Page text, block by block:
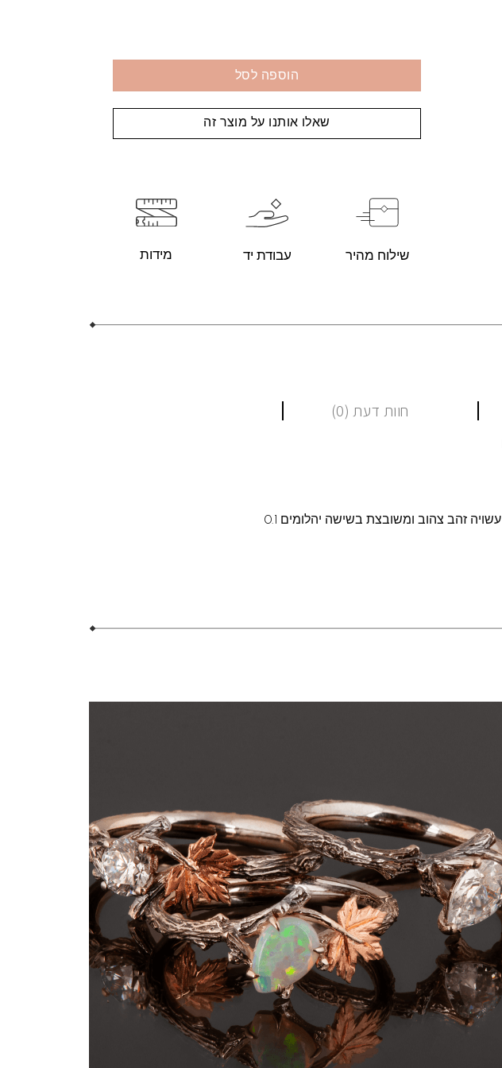
הוספה לסל
שאלו אותנו על מוצר זה
שילוח מהיר עבודת יד מידות
חוות דעת (0)
טבעת איטרניטי קלועה ומשובצת יהלומים. הטבעת בתמונה עשויה זהב צהוב ומשובצת בשישה יהלומים 0.1